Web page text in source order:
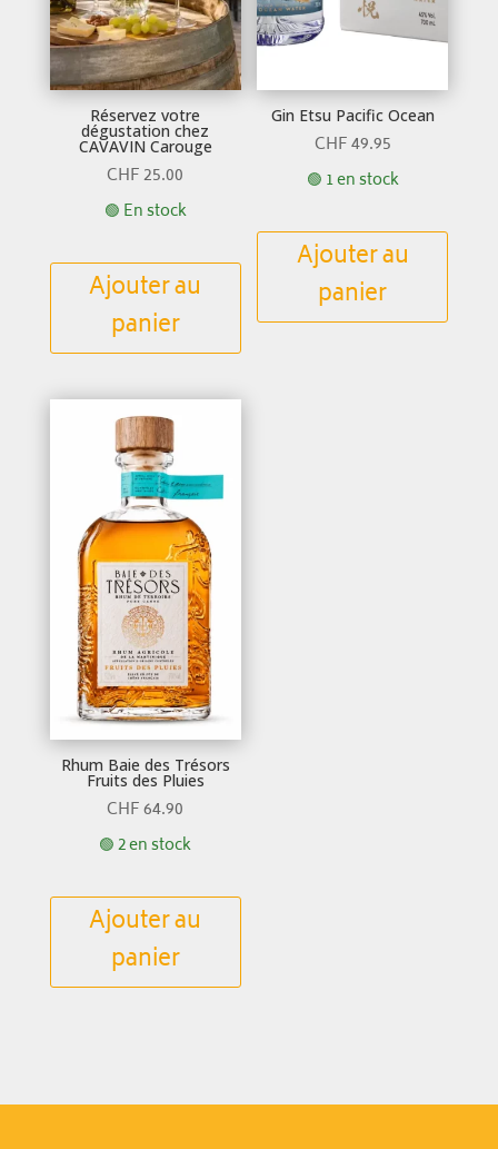
Réservez votre
dégustation chez
CAVAVIN Carouge
CHF25.00
🟢 En stock
Ajouter au
panier
Gin Etsu Pacific Ocean
CHF49.95
🟢 1 en stock
Ajouter au
panier
Rhum Baie des Trésors
Fruits des Pluies
CHF64.90
🟢 2 en stock
Ajouter au
panier